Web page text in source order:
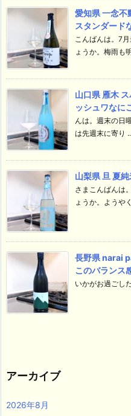
愛知県 一念不
スタンダード
こんばんは。7
ょうか。梅雨も
山口県 雁木
ッシュワなに
んは。週末の日
は先週末に寄り
山梨県 旦 夏
さまこんばんは
ょうか。ようや
長野県 narai
このバランス
いかがお過ごし
アーカイブ
2026年8月